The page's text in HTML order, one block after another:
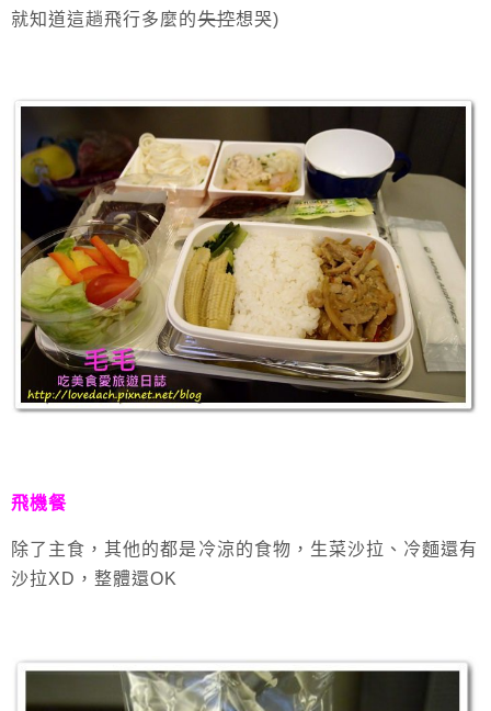
就知道這趟飛行多麼的失控想哭)
飛機餐
除了主食，其他的都是冷涼的食物，生菜沙拉、冷麵還有
沙拉XD，整體還OK